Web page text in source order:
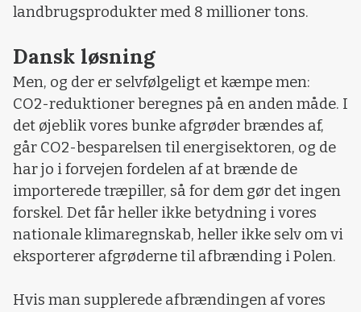
landbrugsprodukter med 8 millioner tons.
Dansk løsning
Men, og der er selvfølgeligt et kæmpe men:
CO2-reduktioner beregnes på en anden måde. I
det øjeblik vores bunke afgrøder brændes af,
går CO2-besparelsen til energisektoren, og de
har jo i forvejen fordelen af at brænde de
importerede træpiller, så for dem gør det ingen
forskel. Det får heller ikke betydning i vores
nationale klimaregnskab, heller ikke selv om vi
eksporterer afgrøderne til afbrænding i Polen.
Hvis man supplerede afbrændingen af vores